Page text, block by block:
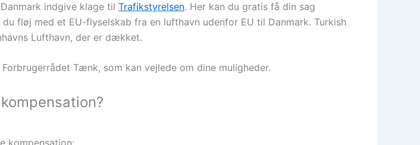
indgive klage til Trafikstyrelsen. Her kan du gratis få din sag
fløj med et EU-flyselskab fra en lufthavn udenfor EU til Danmark. Turkish
Lufthavn, der er dækket.
Tænk, som kan vejlede om dine muligheder.
kompensation: